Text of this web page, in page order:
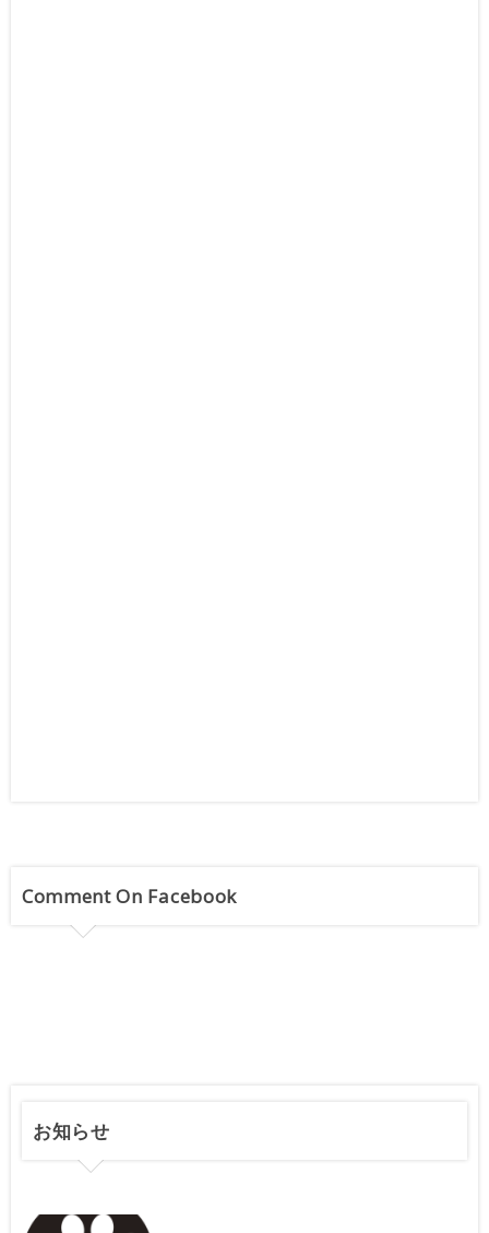
Comment On Facebook
お知らせ